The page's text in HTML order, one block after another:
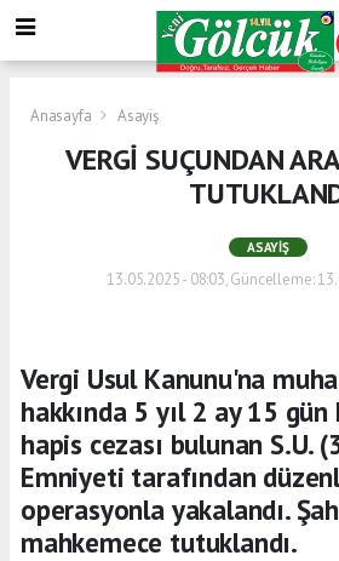
Anasayfa Asayiş
VERGİ SUÇUNDAN
ASAYIŞ
13.05.2025 - 08:03, Güncelleme:
Vergi Usul Kanunu'na
hakkında 5 yıl 2 ay 15
hapis cezası bulunan S.U.
Emniyeti tarafından
operasyonla yakalandı.
mahkemece tutuklandı.